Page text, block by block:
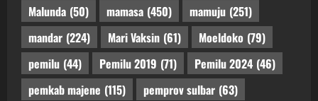
Malunda (50) mamasa (450) mamuju (251)
mandar (224) Mari Vaksin (61) Moeldoko (79)
pemilu (44) Pemilu 2019 (71) Pemilu 2024 (46)
pemkab majene (115) pemprov sulbar (63)